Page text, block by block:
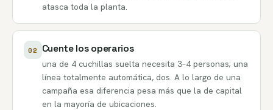
atasca toda la planta.
02 Cuente los operarios
una de 4 cuchillas suelta necesita 3–4 personas; una
línea totalmente automática, dos. A lo largo de una
campaña esa diferencia pesa más que la de capital
en la mayoría de ubicaciones.